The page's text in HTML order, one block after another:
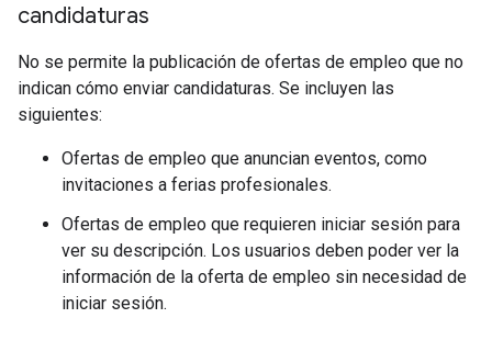
candidaturas
No se permite la publicación de ofertas de empleo que no
indican cómo enviar candidaturas. Se incluyen las
siguientes:
Ofertas de empleo que anuncian eventos, como
invitaciones a ferias profesionales.
Ofertas de empleo que requieren iniciar sesión para
ver su descripción. Los usuarios deben poder ver la
información de la oferta de empleo sin necesidad de
iniciar sesión.